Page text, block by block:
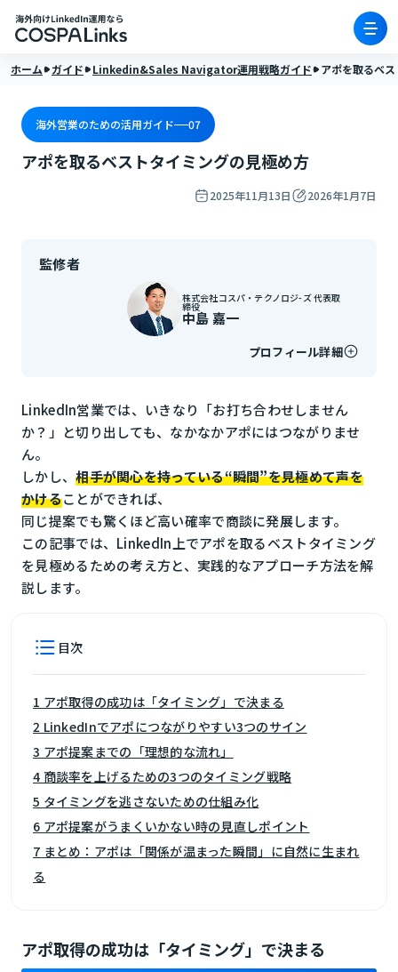
ホーム ガイド Linkedin&Sales Navigator運用戦略ガイド アポを取るベ
海外営業のための活用ガイド 07
アポを取るベストタイミングの見極め方
2025年11月13日 2026年1月7日
監修者
株式会社コスパ・テクノロジ-ズ 代表取
締役
中島 嘉一
プロフィール詳細
LinkedIn営業では、いきなり「お打ち合わせしません
か？」と切り出しても、なかなかアポにはつながりませ
ん。
しかし、相手が関心を持っている“瞬間”を見極めて声を
かけることができれば、
同じ提案でも驚くほど高い確率で商談に発展します。
この記事では、LinkedIn上でアポを取るベストタイミング
を見極めるための考え方と、実践的なアプローチ方法を解
説します。
目次
1 アポ取得の成功は「タイミング」で決まる
2 LinkedInでアポにつながりやすい3つのサイン
3 アポ提案までの「理想的な流れ」
4 商談率を上げるための3つのタイミング戦略
5 タイミングを逃さないための仕組み化
6 アポ提案がうまくいかない時の見直しポイント
7 まとめ：アポは「関係が温まった瞬間」に自然に生まれ
る
アポ取得の成功は「タイミング」で決まる